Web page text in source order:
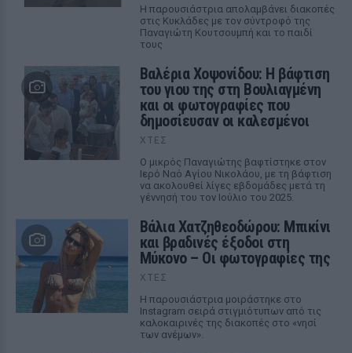
Η παρουσιάστρια απολαμβάνει διακοπές
στις Κυκλάδες με τον σύντροφό της
Παναγιώτη Κουτσουμπή και το παιδί
τους
Βαλέρια Χοψονίδου: Η βάφτιση
του γιου της στη Βουλιαγμένη
και οι φωτογραφίες που
δημοσίευσαν οι καλεσμένοι
ΧΤΕΣ
Ο μικρός Παναγιώτης βαφτίστηκε στον
Ιερό Ναό Αγίου Νικολάου, με τη βάφτιση
να ακολουθεί λίγες εβδομάδες μετά τη
γέννησή του τον Ιούλιο του 2025.
Βάλια Χατζηθεοδώρου: Μπικίνι
και βραδινές έξοδοι στη
Μύκονο – Οι φωτογραφίες της
ΧΤΕΣ
Η παρουσιάστρια μοιράστηκε στο
Instagram σειρά στιγμιότυπων από τις
καλοκαιρινές της διακοπές στο «νησί
των ανέμων».